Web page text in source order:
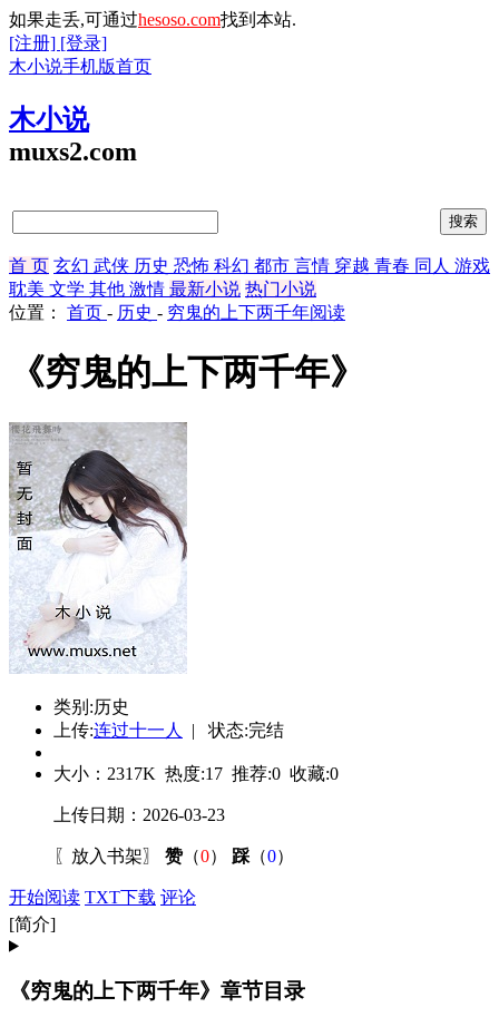
如果走丢,可通过hesoso.com找到本站.
[注册] [登录]
木小说手机版首页
木小说
muxs2.com
首 页 玄幻 武侠 历史 恐怖 科幻 都市 言情 穿越 青春 同人 游戏
耽美 文学 其他 激情 最新小说 热门小说
位置： 首页 - 历史 - 穷鬼的上下两千年阅读
《穷鬼的上下两千年》
类别:历史
上传:连过十一人 | 状态:完结
大小： 2317K 热度:17 推荐:0 收藏:0
上传日期：2026-03-23
〖 放入书架〗 赞（0） 踩 （0）
开始阅读 TXT下载 评论
[简介]
《穷鬼的上下两千年》章节目录